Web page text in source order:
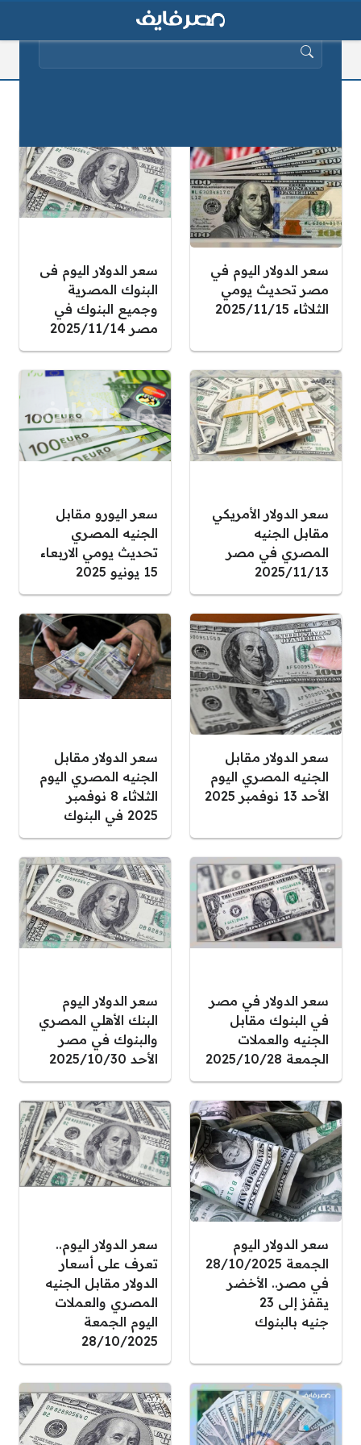
سعر الدولار اليوم في
مصر تحديث يومي
الثلاثاء 2025/11/15
سعر الدولار اليوم فى
البنوك المصرية
وجميع البنوك في
مصر 2025/11/14
سعر الدولار الأمريكي
مقابل الجنيه
المصري في مصر
2025/11/13
سعر اليورو مقابل
الجنيه المصري
تحديث يومي الاربعاء
15 يونيو 2025
سعر الدولار مقابل
الجنيه المصري اليوم
الأحد 13 نوفمبر 2025
سعر الدولار مقابل
الجنيه المصري اليوم
الثلاثاء 8 نوفمبر
2025 في البنوك
سعر الدولار في مصر
في البنوك مقابل
الجنيه والعملات
الجمعة 2025/10/28
سعر الدولار اليوم
البنك الأهلي المصري
والبنوك في مصر
الأحد 2025/10/30
سعر الدولار اليوم
الجمعة 28/10/2025
في مصر.. الأخضر
يقفز إلى 23
جنيه بالبنوك
سعر الدولار اليوم..
تعرف على أسعار
الدولار مقابل الجنيه
المصري والعملات
اليوم الجمعة
28/10/2025
البحث عن: